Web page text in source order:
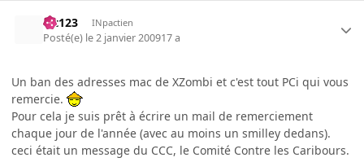
lut123 INpactien
Posté(e) le 2 janvier 200917 a
Un ban des adresses mac de XZombi et c'est tout PCi qui vous
remercie.
Pour cela je suis prêt à écrire un mail de remerciement
chaque jour de l'année (avec au moins un smilley dedans).
ceci était un message du CCC, le Comité Contre les Caribours.